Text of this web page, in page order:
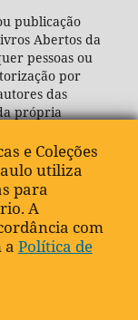
publicação
Abertos da
pessoas ou
por
das
própria
e Coleções
utiliza
para
A
com
a Política de